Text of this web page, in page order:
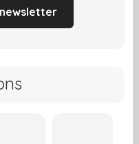
newsletter